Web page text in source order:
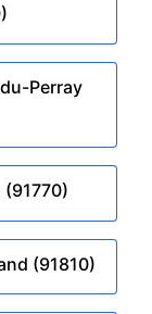
Perray
(91810)